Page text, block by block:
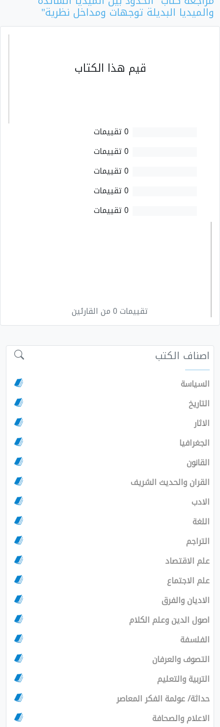
والميديا البديلة توجهات ومداخل نظرية"
قيم هذا الكتاب
0 تقييمات
0 تقييمات
0 تقييمات
0 تقييمات
0 تقييمات
تقييمات 0 من القارئين
اصناف الكتب
السياسة
التاريخ
الاثار
الجغرافيا
القانون
القران والحديث الشريف
الادب
اللغة
التراجم
علم الاقتصاد
علم الاجتماع
الاديان والفرق
اصول الدين وعلم الكلام
الفلسفة
التصوف والعرفان
التربية والتعليم
حداثة/ عولمة الفكر المعاصر
الاعلام والصحافة